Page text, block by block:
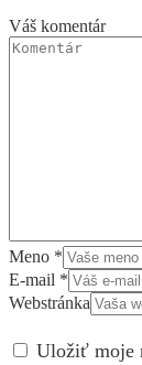
Váš komentár
Meno *
E-mail *
Webstránka
Uložiť moje